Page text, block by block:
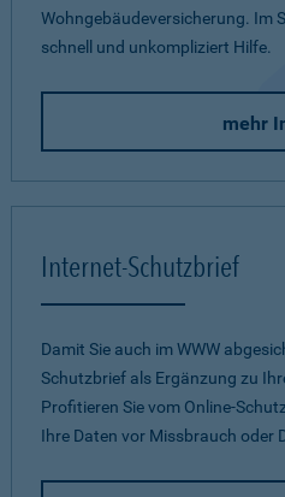
Wohngebäudeversicherung. Im
schnell und unkompliziert Hilfe.
mehr
Internet-Schutzbrief
Damit Sie auch im WWW
Schutzbrief als Ergänzung zu
Profitieren Sie vom Online-
Ihre Daten vor Missbrauch oder